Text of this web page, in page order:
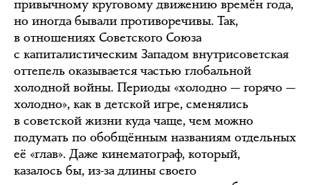
привычному круговому движению времён года,
но иногда бывали противоречивы. Так,
в отношениях Советского Союза
с капиталистическим Западом внутрисоветская
оттепель оказывается частью глобальной
холодной войны. Периоды «холодно — горячо —
холодно», как в детской игре, сменялись
в советской жизни куда чаще, чем можно
подумать по обобщённым названиям отдельных
её «глав». Даже кинематограф, который,
казалось бы, из-за длины своего